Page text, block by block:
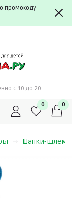
промокоду
c 10 до 20
0 0
Шапки-шлемы